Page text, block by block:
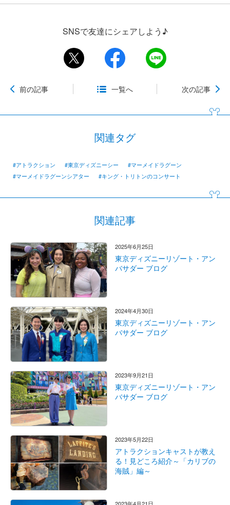
SNSで友達にシェアしよう♪
前の記事 一覧へ 次の記事
関連タグ
#アトラクション #東京ディズニーシー
#マーメイドラグーン
#マーメイドラグーンシアター
#キング・トリトンのコンサート
関連記事
2025年6月25日
東京ディズニーリゾート・アン
バサダー ブログ
2024年4月30日
東京ディズニーリゾート・アン
バサダー ブログ
2023年9月21日
東京ディズニーリゾート・アン
バサダー ブログ
2023年5月22日
アトラクションキャストが教え
る！見どころ紹介～「カリブの
海賊」編～